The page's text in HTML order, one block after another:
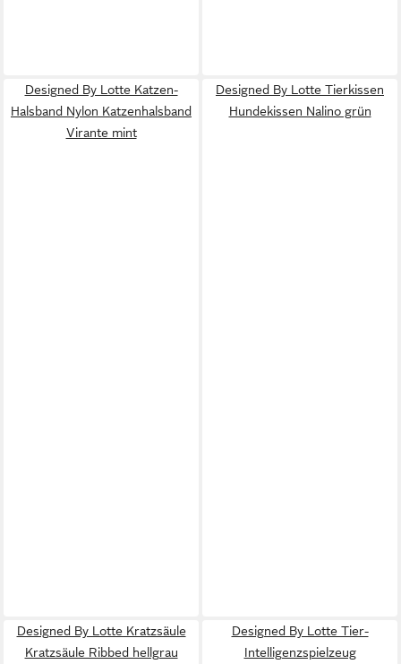
Designed By Lotte Katzen-
Halsband Nylon Katzenhalsband
Virante mint
Designed By Lotte Tierkissen
Hundekissen Nalino grün
Designed By Lotte Kratzsäule
Kratzsäule Ribbed hellgrau
Designed By Lotte Tier-
Intelligenzspielzeug